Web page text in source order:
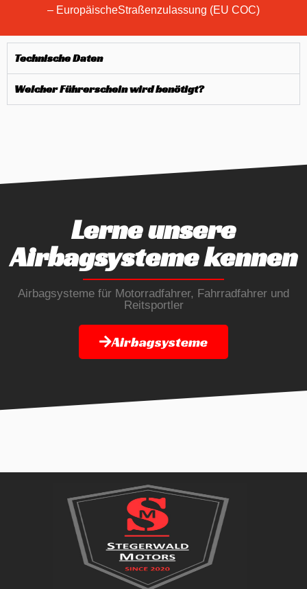
– EuropäischeStraßenzulassung (EU COC)
Technische Daten
Welcher Führerschein wird benötigt?
Lerne unsere
Airbagsysteme kennen
Airbagsysteme für Motorradfahrer, Fahrradfahrer und
Reitsportler
Airbagsysteme